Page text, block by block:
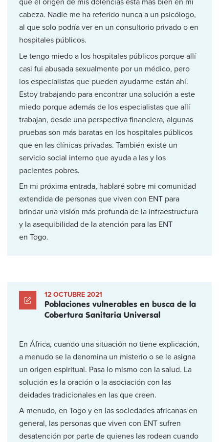
que el origen de mis dolencias está más bien en mi
cabeza. Nadie me ha referido nunca a un psicólogo,
al que solo podría ver en un consultorio privado o en
hospitales públicos.
Le tengo miedo a los hospitales públicos porque allí
casi fui abusada sexualmente por un médico, pero
los especialistas que pueden ayudarme están ahí.
Estoy trabajando para encontrar una solución a este
miedo porque además de los especialistas que allí
trabajan, desde una perspectiva financiera, algunas
pruebas son más baratas en los hospitales públicos
que en las clínicas privadas. También existe un
servicio social interno que ayuda a las y los
pacientes pobres.
En mi próxima entrada, hablaré sobre mi comunidad
extendida de personas que viven con ENT para
brindar una visión más profunda de la infraestructura
y la asequibilidad de la atención para las ENT
en Togo.
12 OCTUBRE 2021
Poblaciones vulnerables en busca de la
Cobertura Sanitaria Universal
En África, cuando una situación no tiene explicación,
a menudo se la denomina un misterio o se le asigna
un origen espiritual. Pasa lo mismo con la salud. La
solución es la oración o la asociación con las
deidades tradicionales en las que creen.
A menudo, en Togo y en las sociedades africanas en
general, las personas que viven con ENT sufren
desatención por parte de quienes las rodean cuando